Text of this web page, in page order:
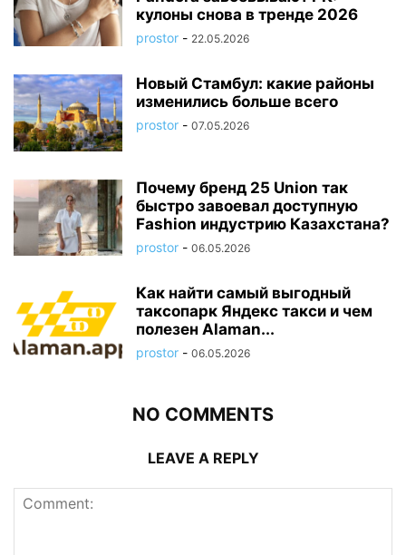
кулоны снова в тренде 2026
prostor - 22.05.2026
Новый Стамбул: какие районы
изменились больше всего
prostor - 07.05.2026
Почему бренд 25 Union так
быстро завоевал доступную
Fashion индустрию Казахстана?
prostor - 06.05.2026
Как найти самый выгодный
таксопарк Яндекс такси и чем
полезен Alaman...
prostor - 06.05.2026
NO COMMENTS
LEAVE A REPLY